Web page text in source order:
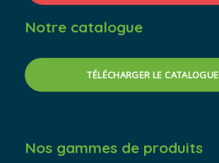
Notre catalogue
TÉLÉCHARGER LE CATALOGUE
Nos gammes de produits